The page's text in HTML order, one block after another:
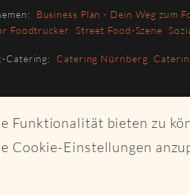
Funktionalität bieten zu
Cookie-Einstellungen
Business Plan - Dein Weg zum
Foodtrucker
Street Food-Szene
Catering: Catering Nürnberg